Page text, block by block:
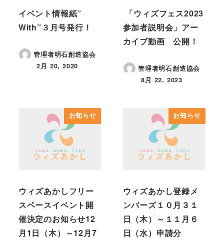
イベント情報紙”
With”３月号発行！
管理者明石創造協会
投稿日
2月 20, 2020
「ウィズフェス2023
参加者説明会」アー
カイブ動画 公開！
管理者明石創造協会
投稿日
8月 22, 2023
お知らせ
ウィズあかしフリー
スペースイベント開
催決定のお知らせ12
月1日（木）～12月7
お知らせ
ウィズあかし登録メ
ンバーズ１０月３１
日（木）～１１月６
日（水）申請分